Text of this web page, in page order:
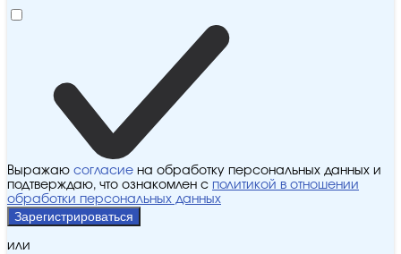
Выражаю согласие на обработку персональных данных и
подтверждаю, что ознакомлен с политикой в отношении
обработки персональных данных
Зарегистрироваться
или